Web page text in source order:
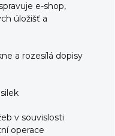
e-shop,
úložišť a
a rozesílá dopisy
v souvislosti
operace